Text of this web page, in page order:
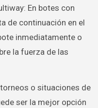
En botes con
de continuación en el
inmediatamente o
la fuerza de las
o situaciones de
ser la mejor opción